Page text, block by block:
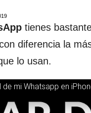
tienes
diferencia la
lo usan.
mi Whatsapp en